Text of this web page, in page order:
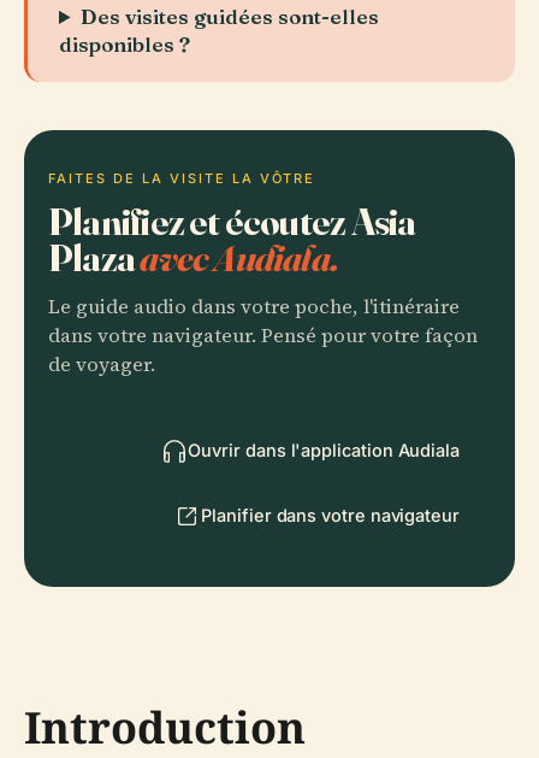
Des visites guidées sont-elles
disponibles ?
FAITES DE LA VISITE LA VÔTRE
Planifiez et écoutez Asia
Plazaavec Audiala.
Le guide audio dans votre poche, l'itinéraire
dans votre navigateur. Pensé pour votre façon
de voyager.
Ouvrir dans l'application Audiala
Planifier dans votre navigateur
Introduction